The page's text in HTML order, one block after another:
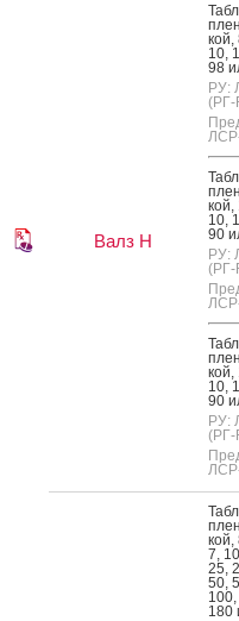
Валз Н
кой,
10,
98
РУ:
(РГ-
кой,
10,
90
РУ:
(РГ-
кой,
10,
90
РУ:
(РГ-
кой,
7,
25,
50,
180